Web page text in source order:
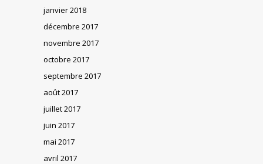
janvier 2018
décembre 2017
novembre 2017
octobre 2017
septembre 2017
août 2017
juillet 2017
juin 2017
mai 2017
avril 2017